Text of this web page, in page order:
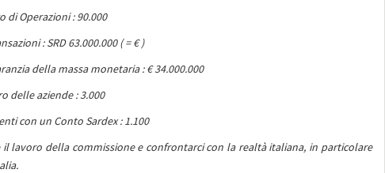
di Operazioni : 90.000
: SRD 63.000.000 ( = € )
della massa monetaria : € 34.000.000
delle aziende : 3.000
con un Conto Sardex : 1.100
lavoro della commissione e confrontarci con la realtà italiana, in particolare